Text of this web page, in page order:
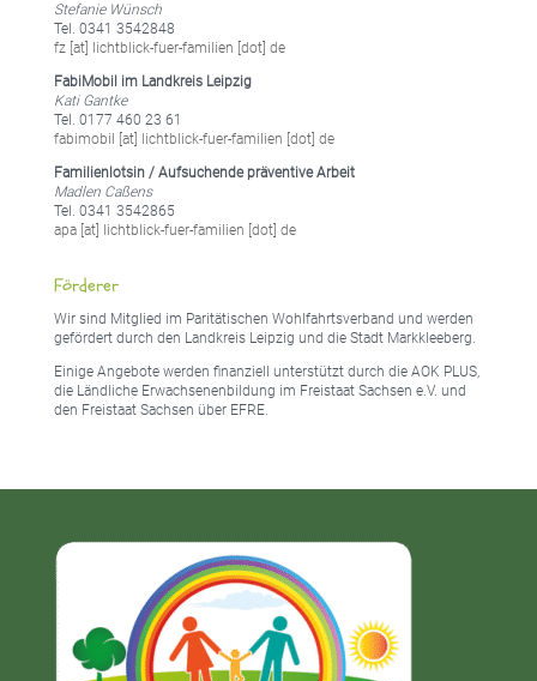
Stefanie Wünsch
Tel. 0341 3542848
fz [at] lichtblick-fuer-familien [dot] de
FabiMobil im Landkreis Leipzig
Kati Gantke
Tel. 0177 460 23 61
fabimobil [at] lichtblick-fuer-familien [dot] de
Familienlotsin / Aufsuchende präventive Arbeit
Madlen Caßens
Tel. 0341 3542865
apa [at] lichtblick-fuer-familien [dot] de
Förderer
Wir sind Mitglied im Paritätischen Wohlfahrtsverband und werden
gefördert durch den Landkreis Leipzig und die Stadt Markkleeberg.
Einige Angebote werden finanziell unterstützt durch die AOK PLUS,
die Ländliche Erwachsenenbildung im Freistaat Sachsen e.V. und
den Freistaat Sachsen über EFRE.